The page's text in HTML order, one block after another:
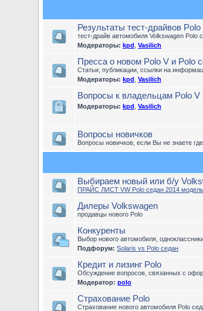
Результаты тест-драйвов
тест-драйв автомобиля Volkswagen Polo
Модераторы: kpd Vasilich
Пресса о новом Polo V и Polo
Статьи, публикации, ссылки на
Модераторы: kpd Vasilich
Вопросы к владельцам Polo V
Модераторы: kpd Vasilich
Вопросы новичков
Вопросы новичков, если Вы не знаете
Выбираем новый или б/у
ПРАЙС ЛИСТ VW Polo седан 2014
Дилеры Volkswagen
продавцы нового Polo
Конкуренты
Выбор нового автомобиля,
Подфорум: Solaris vs Polo седан
Кредит и лизинг Polo
Обсуждение вопросов, связанных с
Модератор: polo
Страхование Polo
Страхование нового автомобиля Polo